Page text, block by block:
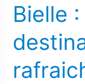
Bielle